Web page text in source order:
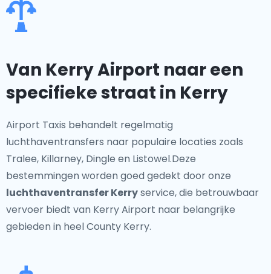
Van Kerry Airport naar een
specifieke straat in Kerry
Airport Taxis behandelt regelmatig
luchthaventransfers naar populaire locaties zoals
Tralee, Killarney, Dingle en Listowel.Deze
bestemmingen worden goed gedekt door onze
luchthaventransfer Kerryservice, die betrouwbaar
vervoer biedt van Kerry Airport naar belangrijke
gebieden in heel County Kerry.